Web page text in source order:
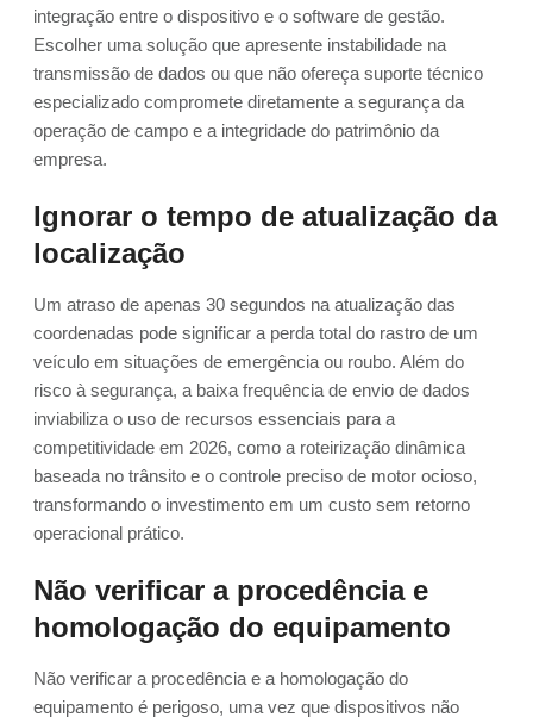
integração entre o dispositivo e o software de gestão.
Escolher uma solução que apresente instabilidade na
transmissão de dados ou que não ofereça suporte técnico
especializado compromete diretamente a segurança da
operação de campo e a integridade do patrimônio da
empresa.
Ignorar o tempo de atualização da
localização
Um atraso de apenas 30 segundos na atualização das
coordenadas pode significar a perda total do rastro de um
veículo em situações de emergência ou roubo. Além do
risco à segurança, a baixa frequência de envio de dados
inviabiliza o uso de recursos essenciais para a
competitividade em 2026, como a roteirização dinâmica
baseada no trânsito e o controle preciso de motor ocioso,
transformando o investimento em um custo sem retorno
operacional prático.
Não verificar a procedência e
homologação do equipamento
Não verificar a procedência e a homologação do
equipamento é perigoso, uma vez que dispositivos não